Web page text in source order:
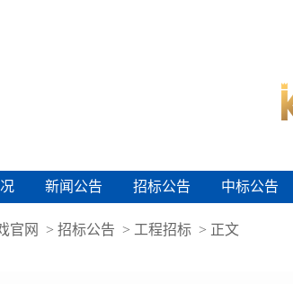
新闻公告
新闻公告 招标公告
招标公告 中标公告
中标公告
官网 > 招标公告 > 工程招标 > 正文